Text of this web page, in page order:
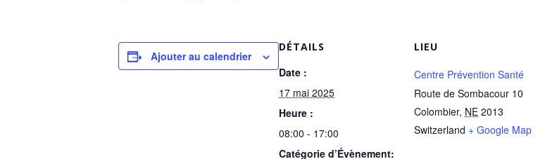
Ajouter au calendrier
DÉTAILS
Date :
17 mai 2025
Heure :
08:00 - 17:00
Catégorie d’Évènement:
LIEU
Centre Prévention Santé
Route de Sombacour 10
Colombier, NE 2013
Switzerland + Google Map